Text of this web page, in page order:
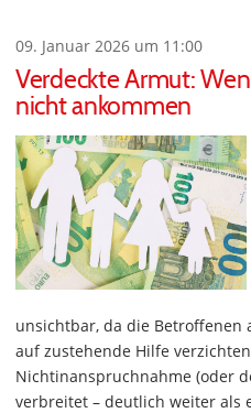
09. Januar 2026 um 11:00
Verdeckte Armut:
nicht ankommen
unsichtbar, da die Betroffenen
auf zustehende Hilfe
Nichtinanspruchnahme (oder
verbreitet – deutlich weiter als